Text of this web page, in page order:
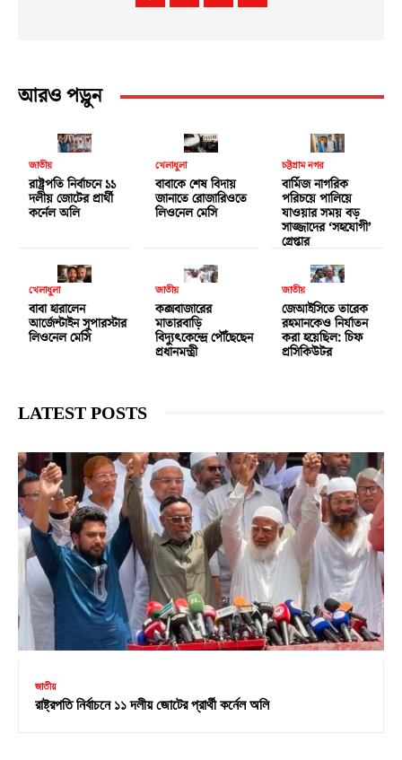
আরও পড়ুন
জাতীয়
রাষ্ট্রপতি নির্বাচনে ১১
দলীয় জোটের প্রার্থী
কর্নেল অলি
খেলাধুলা
বাবাকে শেষ বিদায়
জানাতে রোজারিওতে
লিওনেল মেসি
চট্টগ্রাম নগর
বার্মিজ নাগরিক
পরিচয়ে পালিয়ে
যাওয়ার সময় বড়
সাজ্জাদের ‘সহযোগী’
গ্রেপ্তার
খেলাধুলা
বাবা হারালেন
আর্জেন্টাইন সুপারস্টার
লিওনেল মেসি
জাতীয়
কক্সবাজারের
মাতারবাড়ি
বিদ্যুৎকেন্দ্রে পৌঁছেছেন
প্রধানমন্ত্রী
জাতীয়
জেআইসিতে তারেক
রহমানকেও নির্যাতন
করা হয়েছিল: চিফ
প্রসিকিউটর
LATEST POSTS
জাতীয়
রাষ্ট্রপতি নির্বাচনে ১১ দলীয় জোটের প্রার্থী কর্নেল অলি